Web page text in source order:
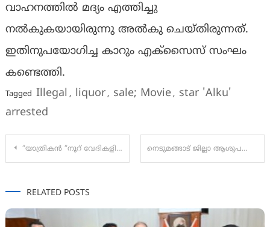
വാഹനത്തിൽ മദ്യം എത്തിച്ചു
നൽകുകയായിരുന്നു അൽകു ചെയ്തിരുന്നത്.
ഇതിനുപയോഗിച്ച കാറും എക്സൈസ് സംഘം
കണ്ടെത്തി.
Tagged Illegal , liquor, sale; Movie, star 'Alku'
arrested
Post
“യാത്രികൻ “നൂറ് വേദികളിൽ പിന്നിട്ടപ്പോൾ ഷാജഹാനെ തേടിയെത്തിയത് “ടാലാന്റ് നാഷണൽ റെക്കോർഡ് “ നെടുമങ്ങാട് ജില്ലാ ആശുപത്രിയിൽ നവജാത ശിശു മരിച്ച സംഭവത്തിൽ ഡോക്ടർ ബിന്ദു സുന്ദറിന് സസ്‌പെൻഷൻ
RELATED POSTS